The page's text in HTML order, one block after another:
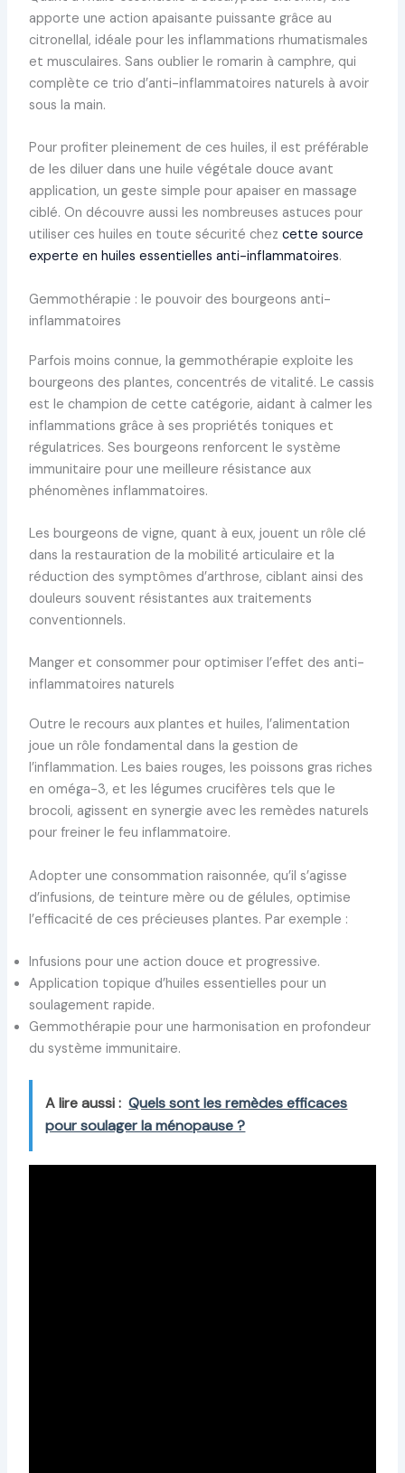
apporte une action apaisante puissante grâce au
citronellal, idéale pour les inflammations rhumatismales
et musculaires. Sans oublier le romarin à camphre, qui
complète ce trio d’anti-inflammatoires naturels à avoir
sous la main.
Pour profiter pleinement de ces huiles, il est préférable
de les diluer dans une huile végétale douce avant
application, un geste simple pour apaiser en massage
ciblé. On découvre aussi les nombreuses astuces pour
utiliser ces huiles en toute sécurité chez cette source
experte en huiles essentielles anti-inflammatoires.
Gemmothérapie : le pouvoir des bourgeons anti-
inflammatoires
Parfois moins connue, la gemmothérapie exploite les
bourgeons des plantes, concentrés de vitalité. Le cassis
est le champion de cette catégorie, aidant à calmer les
inflammations grâce à ses propriétés toniques et
régulatrices. Ses bourgeons renforcent le système
immunitaire pour une meilleure résistance aux
phénomènes inflammatoires.
Les bourgeons de vigne, quant à eux, jouent un rôle clé
dans la restauration de la mobilité articulaire et la
réduction des symptômes d’arthrose, ciblant ainsi des
douleurs souvent résistantes aux traitements
conventionnels.
Manger et consommer pour optimiser l’effet des anti-
inflammatoires naturels
Outre le recours aux plantes et huiles, l’alimentation
joue un rôle fondamental dans la gestion de
l’inflammation. Les baies rouges, les poissons gras riches
en oméga-3, et les légumes crucifères tels que le
brocoli, agissent en synergie avec les remèdes naturels
pour freiner le feu inflammatoire.
Adopter une consommation raisonnée, qu’il s’agisse
d’infusions, de teinture mère ou de gélules, optimise
l’efficacité de ces précieuses plantes. Par exemple :
Infusions pour une action douce et progressive.
Application topique d’huiles essentielles pour un
soulagement rapide.
Gemmothérapie pour une harmonisation en profondeur
du système immunitaire.
A lire aussi : Quels sont les remèdes efficaces
pour soulager la ménopause ?